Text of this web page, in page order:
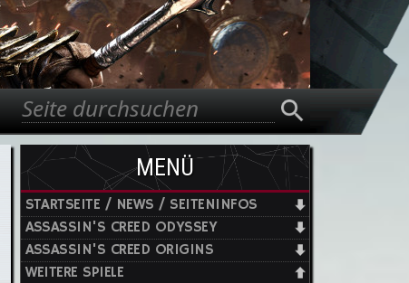
Suche
MENÜ
STARTSEITE / NEWS / SEITENINFOS
ASSASSIN'S CREED ODYSSEY
ASSASSIN'S CREED ORIGINS
WEITERE SPIELE